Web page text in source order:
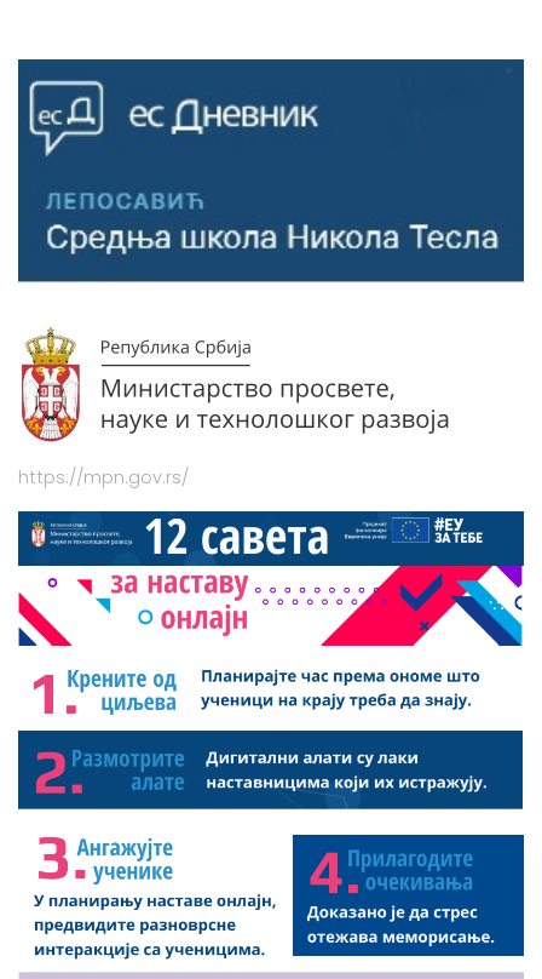
https://mpn.gov.rs/